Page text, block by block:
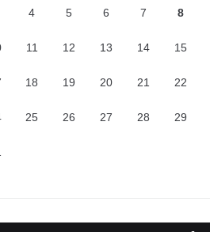
4 5 6 7 8
11 12 13 14 15
18 19 20 21 22
25 26 27 28 29